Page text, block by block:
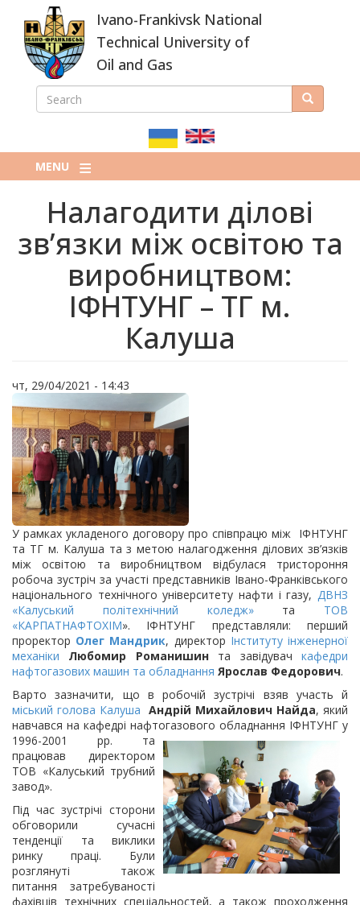
main
content
Ivano-Frankivsk National
Technical University of
Oil and Gas
ПОШУКОВА
SEARCH Search
MENU
Налагодити ділові
зв’язки між освітою та
виробництвом:
ІФНТУНГ – ТГ м.
Калуша
чт, 29/04/2021 - 14:43
У рамках укладеного договору про співпрацю між ІФНТУНГ
та ТГ м. Калуша та з метою налагодження ділових зв’язків
між освітою та виробництвом відбулася тристороння
робоча зустріч за участі представників Івано-Франківського
національного технічного університету нафти і газу, ДВНЗ
«Калуський політехнічний коледж»та ТОВ
«КАРПАТНАФТОХІМ». ІФНТУНГ представляли: перший
проректор Олег Мандрик, директор Інституту інженерної
механіки
Любомир Романишинта завідувачкафедри
нафтогазових машин та обладнання Ярослав Федорович.
Варто зазначити, що в робочій зустрічі взяв участь й
міський голова Калуша Андрій Михайлович Найда, який
навчався на кафедрі нафтогазового обладнання ІФНТУНГ у
1996-2001 рр. та
працював директором
ТОВ «Калуський трубний
завод».
Під час зустрічі сторони
обговорили сучасні
тенденції та виклики
ринку праці. Були
розглянуті також
питання затребуваності
фахівців технічних спеціальностей, а також проходження